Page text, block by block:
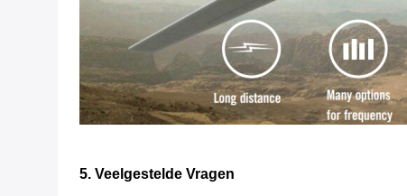
5. Veelgestelde Vragen